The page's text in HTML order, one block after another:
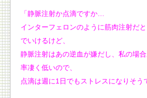
「静脈注射か点滴ですか…
インターフェロンのように筋肉注射だ
でいけるけど、
静脈注射はあの逆血が嫌だし、私の場
率凄く低いので、
点滴は週に1日でもストレスになりそう